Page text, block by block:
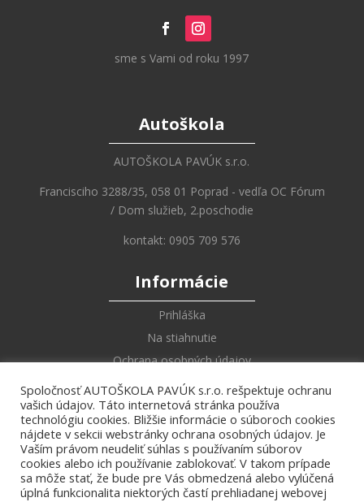
sme s Vami od roku 1997
Autoškola
AUTOŠKOLA PAVÚK s.r.o.
Francisciho 3288/35, 058 01 Poprad - vedľa OC Fórum
/ Dom služieb, 2.poschodie
kontakt: 0905 709 576
Informácie
Prihláška
Na stiahnutie
Ochrana osobných údajov
Online Učebnica
Zákony a vyhlášky
Dopravné značky
Križovatky
Spoločnosť AUTOŠKOLA PAVÚK s.r.o. rešpektuje ochranu
vašich údajov. Táto internetová stránka používa
technológiu cookies. Bližšie informácie o súboroch cookies
nájdete v sekcii webstránky ochrana osobných údajov. Je
Vaším právom neudeliť súhlas s používaním súborov
cookies alebo ich používanie zablokovať. V takom prípade
sa môže stať, že bude pre Vás obmedzená alebo vylúčená
úplná funkcionalita niektorých častí prehliadanej webovej